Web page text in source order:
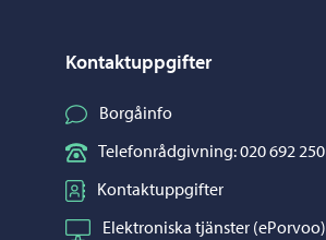
Kontaktuppgifter
Borgåinfo
Telefonrådgivning: 020 692 250
Kontaktuppgifter
Elektroniska tjänster (ePorvoo)